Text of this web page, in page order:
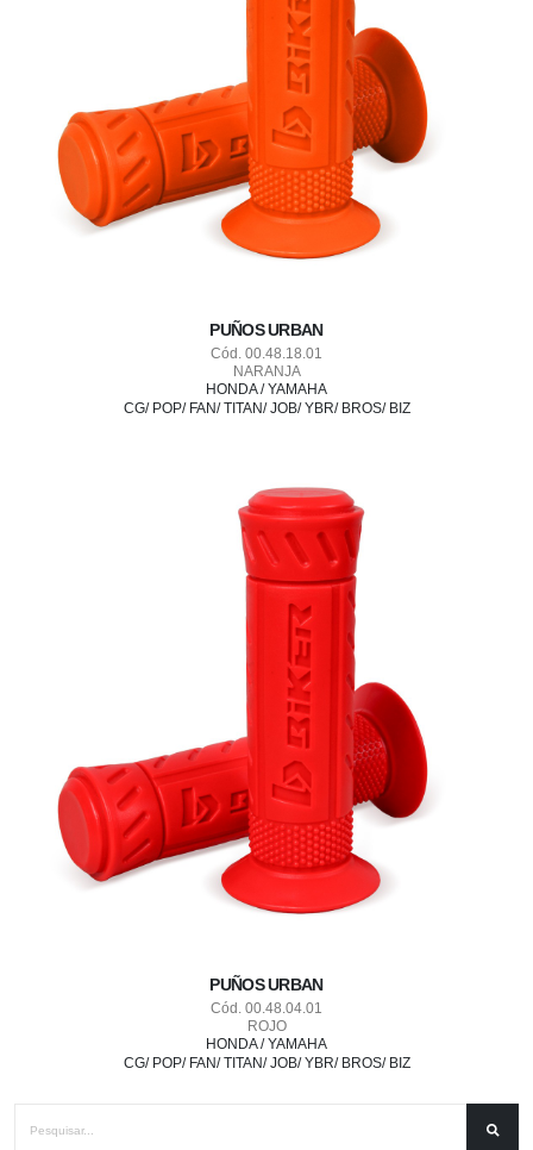
PUÑOS URBAN
Cód. 00.48.18.01
NARANJA
HONDA / YAMAHA
CG/ POP/ FAN/ TITAN/ JOB/ YBR/ BROS/ BIZ
PUÑOS URBAN
Cód. 00.48.04.01
ROJO
HONDA / YAMAHA
CG/ POP/ FAN/ TITAN/ JOB/ YBR/ BROS/ BIZ